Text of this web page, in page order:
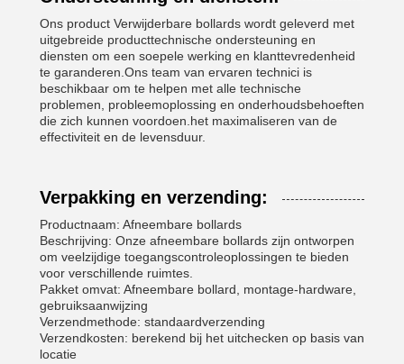
Ons product Verwijderbare bollards wordt geleverd met
uitgebreide producttechnische ondersteuning en
diensten om een soepele werking en klanttevredenheid
te garanderen.Ons team van ervaren technici is
beschikbaar om te helpen met alle technische
problemen, probleemoplossing en onderhoudsbehoeften
die zich kunnen voordoen.het maximaliseren van de
effectiviteit en de levensduur.
Verpakking en verzending:
Productnaam: Afneembare bollards
Beschrijving: Onze afneembare bollards zijn ontworpen
om veelzijdige toegangscontroleoplossingen te bieden
voor verschillende ruimtes.
Pakket omvat: Afneembare bollard, montage-hardware,
gebruiksaanwijzing
Verzendmethode: standaardverzending
Verzendkosten: berekend bij het uitchecken op basis van
locatie